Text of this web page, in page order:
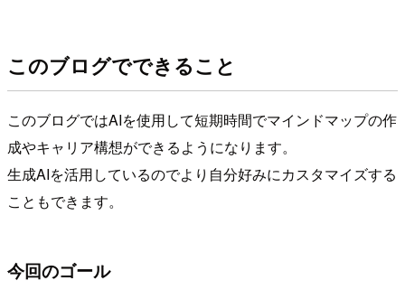
このブログでできること
このブログではAIを使用して短期時間でマインドマップの作
成やキャリア構想ができるようになります。
生成AIを活用しているのでより自分好みにカスタマイズする
こともできます。
今回のゴール